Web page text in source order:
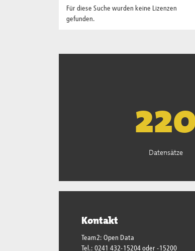
Für diese Suche wurden keine Lizenzen
gefunden.
222
Datensätze
Kontakt
Team2: Open Data
Tel.: 0241 432-15204 oder -15200